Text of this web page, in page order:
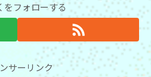
をフォローする
サーリンク